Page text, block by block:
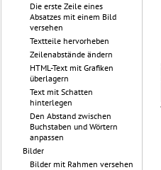
Die erste Zeile eines
Absatzes mit einem Bild
versehen
Textteile hervorheben
Zeilenabstände ändern
HTML-Text mit Grafiken
überlagern
Text mit Schatten
hinterlegen
Den Abstand zwischen
Buchstaben und Wörtern
anpassen
Bilder
Bilder mit Rahmen versehen